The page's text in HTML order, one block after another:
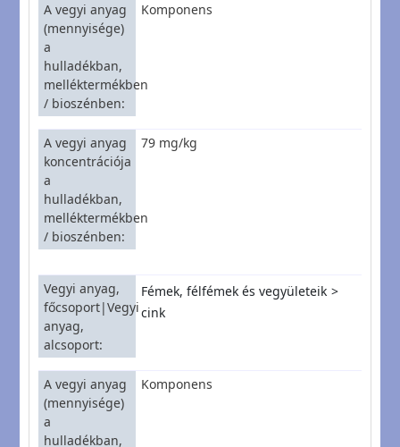
A vegyi anyag
(mennyisége)
a
hulladékban,
melléktermékben
/ bioszénben
Komponens
A vegyi anyag
koncentrációja
a
hulladékban,
melléktermékben
/ bioszénben
79 mg/kg
Vegyi anyag,
főcsoport|Vegyi
anyag,
alcsoport
Fémek, félfémek és vegyületeik
cink
A vegyi anyag
(mennyisége)
a
hulladékban,
Komponens